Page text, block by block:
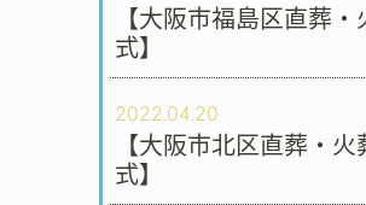
【大阪市福島区直葬・
式】
2022.04.20
【大阪市北区直葬・火
式】